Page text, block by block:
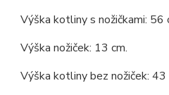
Výška kotliny s nožičkami: 56
Výška nožiček: 13 cm.
Výška kotliny bez nožiček: 43